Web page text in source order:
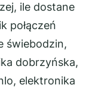
ile dostane
połączeń
świebodzin,
dobrzyńska,
elektronika